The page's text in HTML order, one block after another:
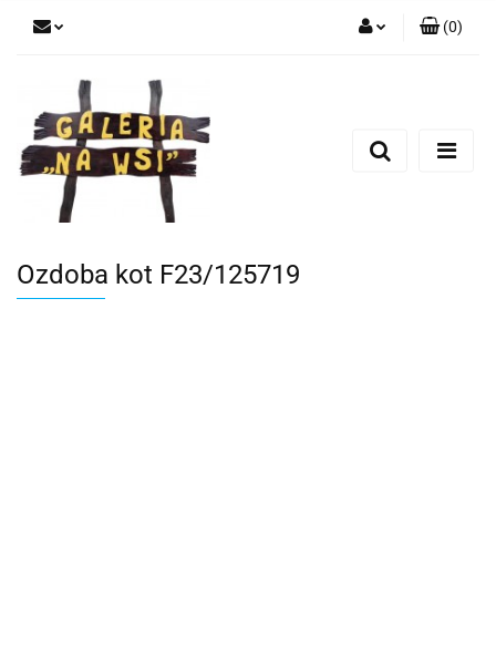
Dodaj zgłoszenie
(0)
Ozdoba kot F23/125719